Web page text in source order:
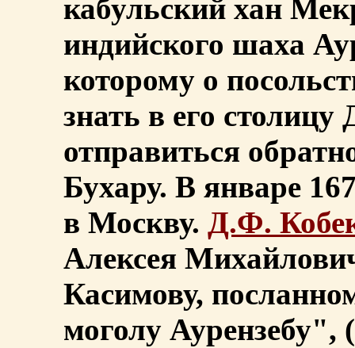
кабульский хан
индийского шаха
которому о
знать в его
отправиться
Бухару. В январе
в Москву. Д.Ф.
Алексея
Касимову,
моголу Аурензебу",